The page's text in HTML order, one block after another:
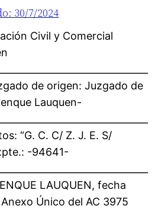
30/7/2024
Civil y Comercial
de origen: Juzgado de
Lauquen-
“G. C. C/ Z. J. E. S/
-94641-
LAUQUEN, fecha
Único del AC 3975